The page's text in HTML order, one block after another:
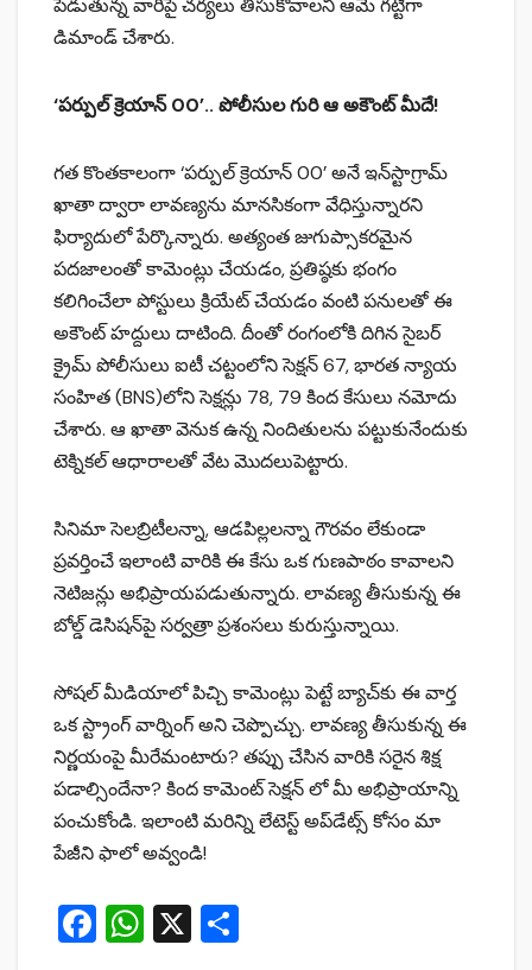
పెడుతున్న వారిపై చర్యలు తీసుకోవాలని ఆమె గట్టిగా
డిమాండ్ చేశారు.
‘పర్పుల్ క్రెయాన్ 00’.. పోలీసుల గురి ఆ అకౌంట్ మీదే!
గత కొంతకాలంగా ‘పర్పుల్ క్రెయాన్ 00’ అనే ఇన్‌స్టాగ్రామ్
ఖాతా ద్వారా లావణ్యను మానసికంగా వేధిస్తున్నారని
ఫిర్యాదులో పేర్కొన్నారు. అత్యంత జుగుప్సాకరమైన
పదజాలంతో కామెంట్లు చేయడం, ప్రతిష్ఠకు భంగం
కలిగించేలా పోస్టులు క్రియేట్ చేయడం వంటి పనులతో ఈ
అకౌంట్ హద్దులు దాటింది. దీంతో రంగంలోకి దిగిన సైబర్
క్రైమ్ పోలీసులు ఐటీ చట్టంలోని సెక్షన్ 67, భారత న్యాయ
సంహిత (BNS)లోని సెక్షన్లు 78, 79 కింద కేసులు నమోదు
చేశారు. ఆ ఖాతా వెనుక ఉన్న నిందితులను పట్టుకునేందుకు
టెక్నికల్ ఆధారాలతో వేట మొదలుపెట్టారు.
సినిమా సెలబ్రిటీలన్నా, ఆడపిల్లలన్నా గౌరవం లేకుండా
ప్రవర్తించే ఇలాంటి వారికి ఈ కేసు ఒక గుణపాఠం కావాలని
నెటిజన్లు అభిప్రాయపడుతున్నారు. లావణ్య తీసుకున్న ఈ
బోల్డ్ డెసిషన్‌పై సర్వత్రా ప్రశంసలు కురుస్తున్నాయి.
సోషల్ మీడియాలో పిచ్చి కామెంట్లు పెట్టే బ్యాచ్‌కు ఈ వార్త
ఒక స్ట్రాంగ్ వార్నింగ్ అని చెప్పొచ్చు. లావణ్య తీసుకున్న ఈ
నిర్ణయంపై మీరేమంటారు? తప్పు చేసిన వారికి సరైన శిక్ష
పడాల్సిందేనా? కింద కామెంట్ సెక్షన్ లో మీ అభిప్రాయాన్ని
పంచుకోండి. ఇలాంటి మరిన్ని లేటెస్ట్ అప్‌డేట్స్ కోసం మా
పేజీని ఫాలో అవ్వండి!
F W X